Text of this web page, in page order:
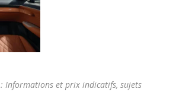
: Informations et prix indicatifs, sujets